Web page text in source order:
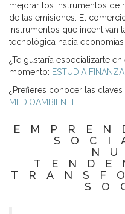
mejorar los instrumentos de
de las emisiones. El
instrumentos que incentivan
tecnológica hacia
¿Te gustaría especializarte
momento: ESTUDIA
¿Prefieres conocer las
MEDIOAMBIENTE